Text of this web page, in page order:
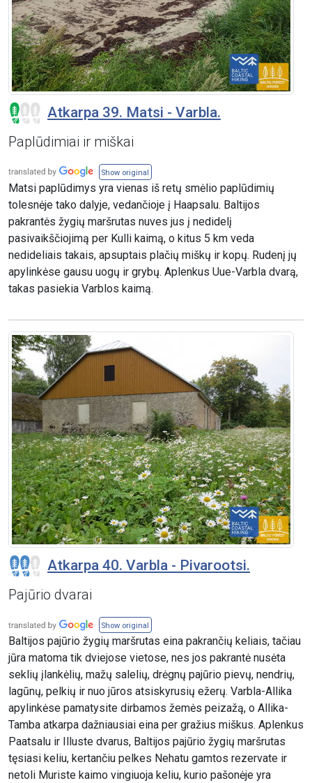
Atkarpa 39. Matsi - Varbla.
Paplūdimiai ir miškai
Show original
Matsi paplūdimys yra vienas iš retų smėlio paplūdimių
tolesnėje tako dalyje, vedančioje į Haapsalu. Baltijos
pakrantės žygių maršrutas nuves jus į nedidelį
pasivaikščiojimą per Kulli kaimą, o kitus 5 km veda
nedideliais takais, apsuptais plačių miškų ir kopų. Rudenį jų
apylinkėse gausu uogų ir grybų. Aplenkus Uue-Varbla dvarą,
takas pasiekia Varblos kaimą.
Atkarpa 40. Varbla - Pivarootsi.
Pajūrio dvarai
Show original
Baltijos pajūrio žygių maršrutas eina pakrančių keliais, tačiau
jūra matoma tik dviejose vietose, nes jos pakrantė nusėta
seklių įlankėlių, mažų salelių, drėgnų pajūrio pievų, nendrių,
lagūnų, pelkių ir nuo jūros atsiskyrusių ežerų. Varbla-Allika
apylinkėse pamatysite dirbamos žemės peizažą, o Allika-
Tamba atkarpa dažniausiai eina per gražius miškus. Aplenkus
Paatsalu ir Illuste dvarus, Baltijos pajūrio žygių maršrutas
tęsiasi keliu, kertančiu pelkes Nehatu gamtos rezervate ir
netoli Muriste kaimo vingiuoja keliu, kurio pašonėje yra